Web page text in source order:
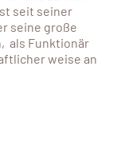
seit seiner
seine große
als Funktionär
weise an